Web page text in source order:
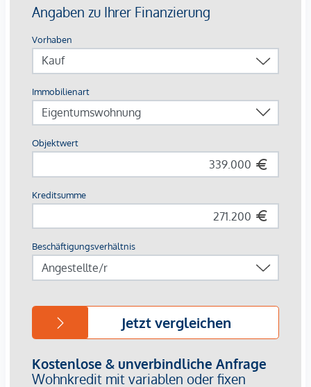
Parkett- und Feinsteinzeugböden
Holzoberflächen & Brettsperrholzdecken
Fußbodenheizung & -temperierung
Außenliegender Sonnenschutz (Raffstores, EG mit
Rollläden)
Moderne Lüftungssysteme mit Fensterspaltlüftern
von EUR 286.000,- bis EUR 1.238.000,- netto zzgl. 20% USt.
Zu erwartender Mietertrag
von ca. EUR 17,50 bis EUR 22,50 netto/m²
40.000,00 netto angekauft werden.
Provisionsfrei für den Käufer!
Bei diesem Angebot handelt es sich um eine